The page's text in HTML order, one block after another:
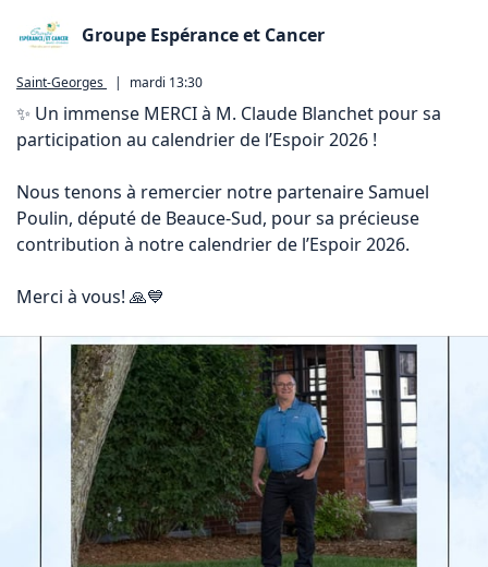
Groupe Espérance et Cancer
Saint-Georges | mardi 13:30
✨ Un immense MERCI à M. Claude Blanchet pour sa
participation au calendrier de l’Espoir 2026 !
Nous tenons à remercier notre partenaire Samuel
Poulin, député de Beauce-Sud, pour sa précieuse
contribution à notre calendrier de l’Espoir 2026.
Merci à vous! 🙏💙